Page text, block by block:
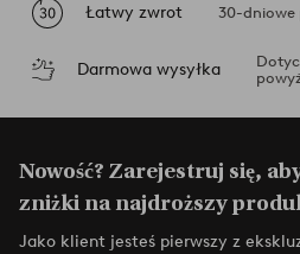
Łatwy zwrot 30-dniowe
Darmowa wysyłka
Nowość? Zarejestruj się,
zniżki na najdroższy
Jako klient jesteś pierwszy z